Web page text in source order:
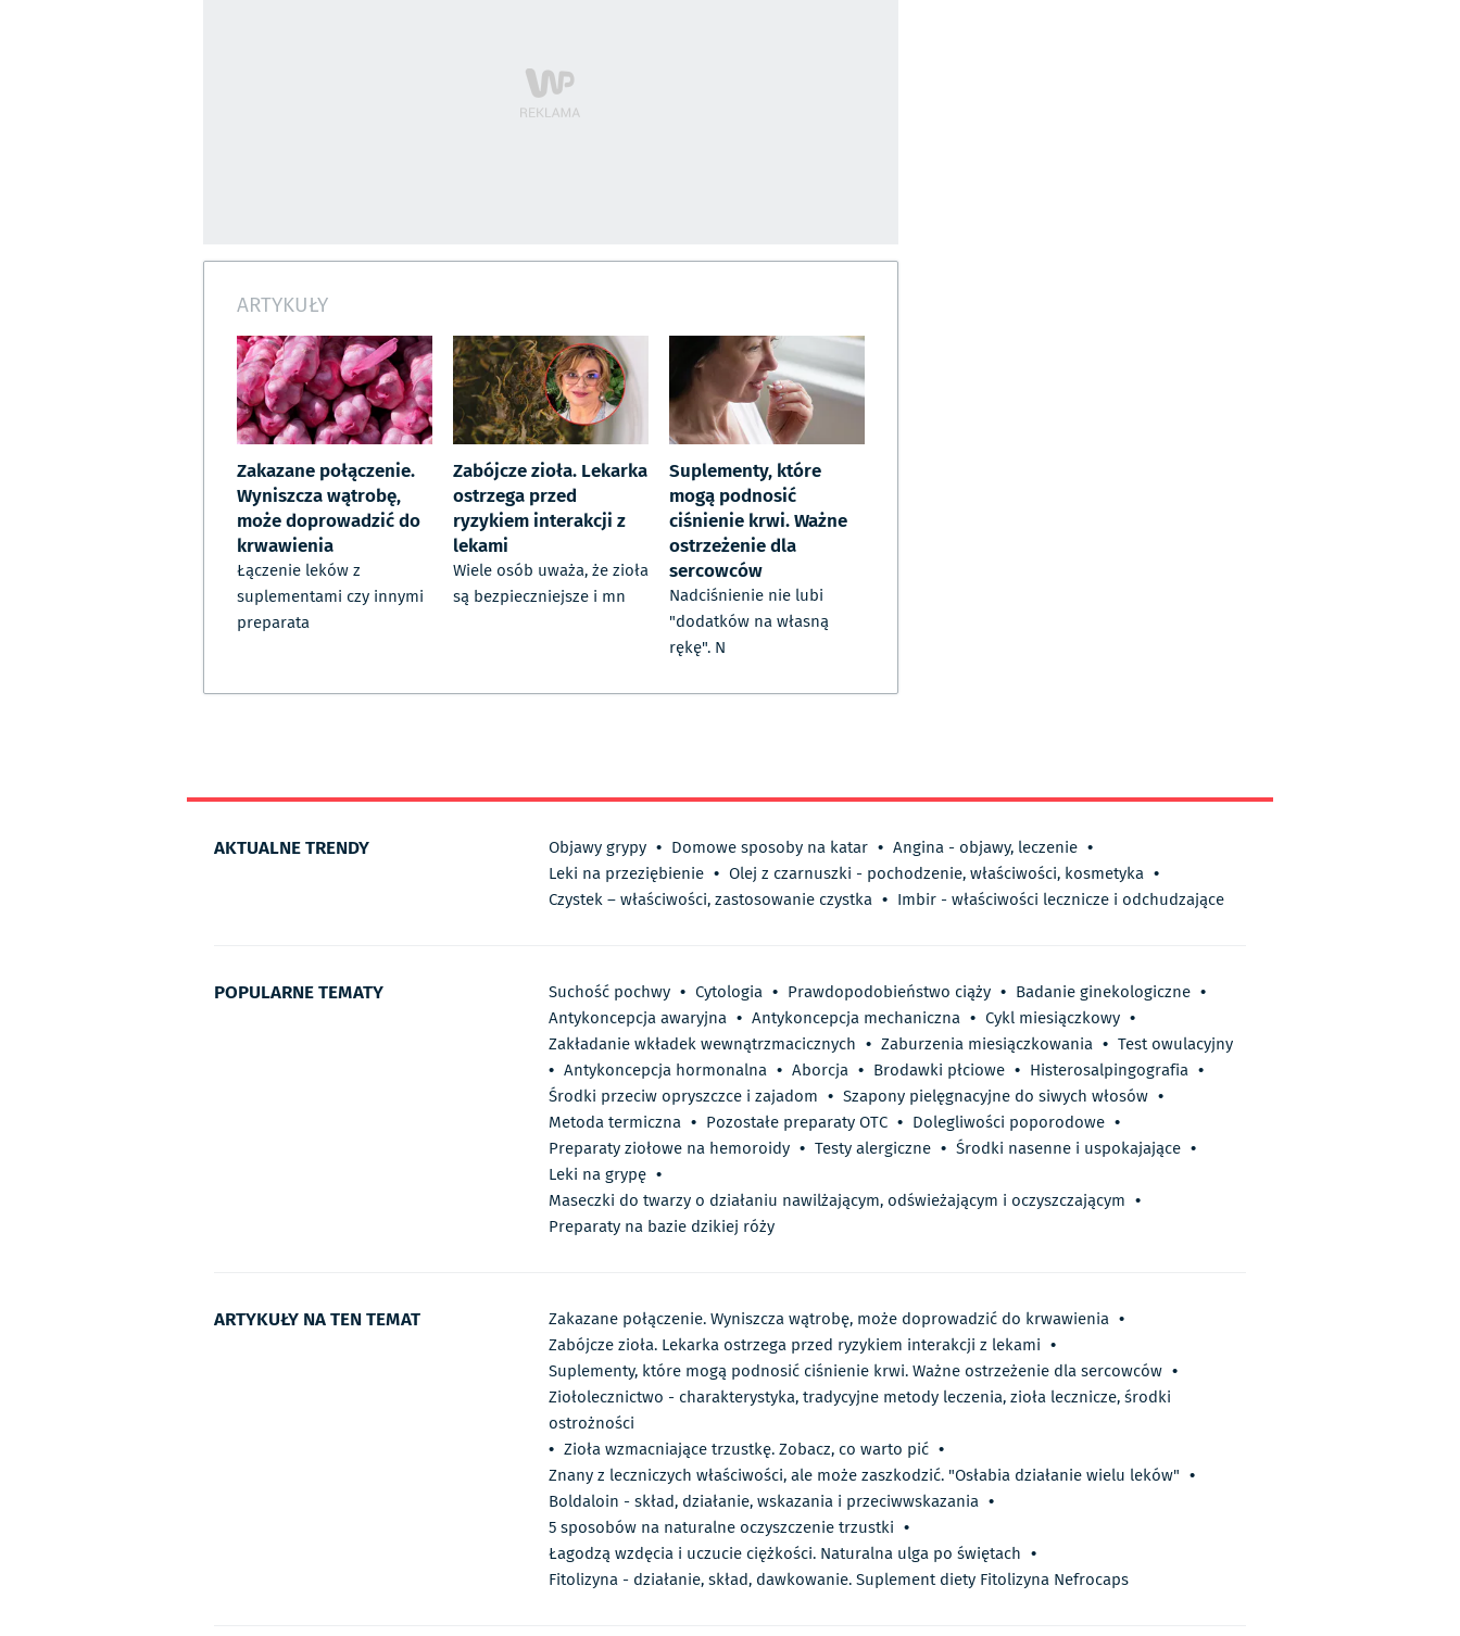
ARTYKUŁY
Zakazane połączenie.
Wyniszcza wątrobę,
może doprowadzić do
krwawienia
Łączenie leków z
suplementami czy innymi
preparata
Zabójcze zioła. Lekarka
ostrzega przed
ryzykiem interakcji z
lekami
Wiele osób uważa, że zioła
są bezpieczniejsze i mn
Suplementy, które
mogą podnosić
ciśnienie krwi. Ważne
ostrzeżenie dla
sercowców
Nadciśnienie nie lubi
"dodatków na własną
rękę". N
AKTUALNE TRENDY Objawy grypy • Domowe sposoby na katar • Angina - objawy, leczenie •
Leki na przeziębienie • Olej z czarnuszki - pochodzenie, właściwości, kosmetyka •
Czystek – właściwości, zastosowanie czystka • Imbir - właściwości lecznicze i odchudzające
POPULARNE TEMATY Suchość pochwy • Cytologia • Prawdopodobieństwo ciąży • Badanie ginekologiczne •
Antykoncepcja awaryjna • Antykoncepcja mechaniczna • Cykl miesiączkowy •
Zakładanie wkładek wewnątrzmacicznych • Zaburzenia miesiączkowania • Test owulacyjny
• Antykoncepcja hormonalna • Aborcja • Brodawki płciowe • Histerosalpingografia •
Środki przeciw opryszczce i zajadom • Szapony pielęgnacyjne do siwych włosów •
Metoda termiczna • Pozostałe preparaty OTC • Dolegliwości poporodowe •
Preparaty ziołowe na hemoroidy • Testy alergiczne • Środki nasenne i uspokajające •
Leki na grypę •
Maseczki do twarzy o działaniu nawilżającym, odświeżającym i oczyszczającym •
Preparaty na bazie dzikiej róży
ARTYKUŁY NA TEN TEMAT Zakazane połączenie. Wyniszcza wątrobę, może doprowadzić do krwawienia •
Zabójcze zioła. Lekarka ostrzega przed ryzykiem interakcji z lekami •
Suplementy, które mogą podnosić ciśnienie krwi. Ważne ostrzeżenie dla sercowców •
Ziołolecznictwo - charakterystyka, tradycyjne metody leczenia, zioła lecznicze, środki
ostrożności
• Zioła wzmacniające trzustkę. Zobacz, co warto pić •
Znany z leczniczych właściwości, ale może zaszkodzić. "Osłabia działanie wielu leków" •
Boldaloin - skład, działanie, wskazania i przeciwwskazania •
5 sposobów na naturalne oczyszczenie trzustki •
Łagodzą wzdęcia i uczucie ciężkości. Naturalna ulga po świętach •
Fitolizyna - działanie, skład, dawkowanie. Suplement diety Fitolizyna Nefrocaps